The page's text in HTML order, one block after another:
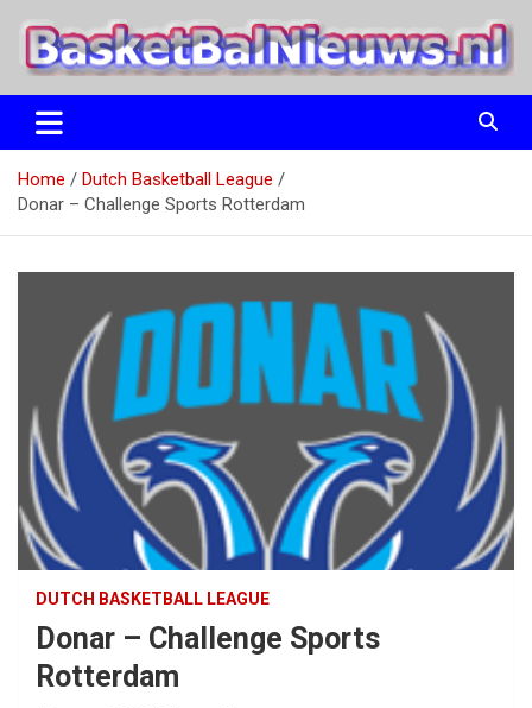
naar
BasketBalNieuws.nl
Etten
Home
Dutch Basketball League
Donar – Challenge Sports Rotterdam
DUTCH BASKETBALL LEAGUE
Donar – Challenge Sports
Rotterdam